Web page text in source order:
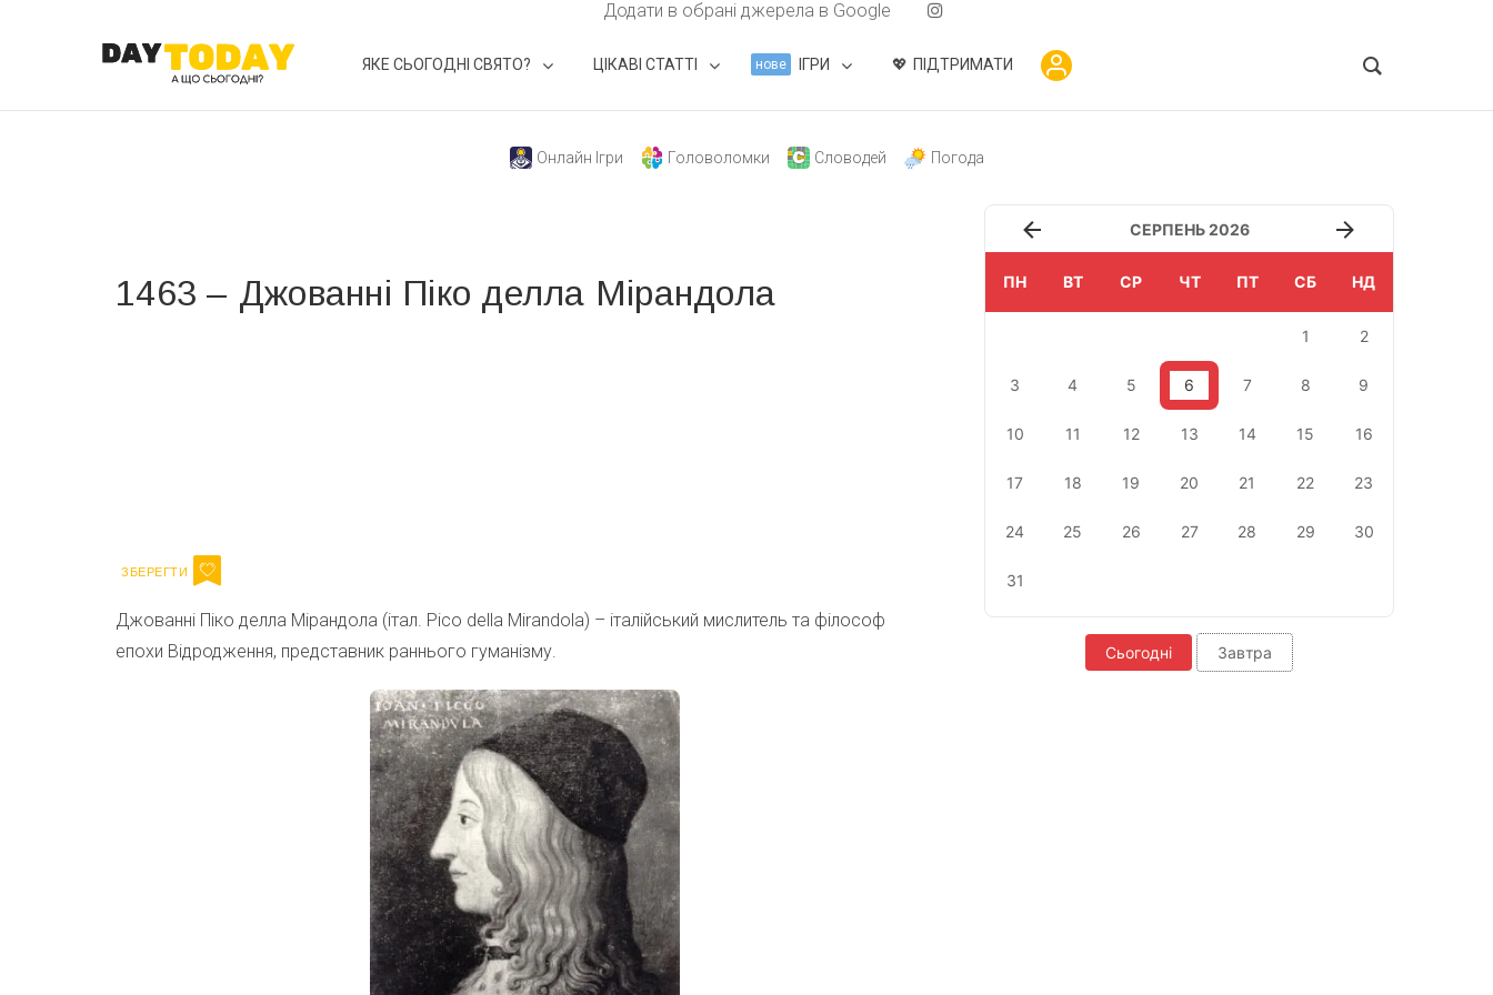
Додати в обрані джерела в Google
ЯКЕ СЬОГОДНІ СВЯТО? ЦІКАВІ СТАТТІ нове ІГРИ ПІДТРИМАТИ
Онлайн Ігри Головоломки Словодей Погода
1463 – Джованні Піко делла Мірандола
Джованні Піко делла Мірандола (італ. Pico della Mirandola) – італійський мислитель та філософ
епохи Відродження, представник раннього гуманізму.
СЕРПЕНЬ 2026
ПН ВТ СР ЧТ ПТ СБ НД
1 2
3 4 5 6 7 8 9
10 11 12 13 14 15 16
17 18 19 20 21 22 23
24 25 26 27 28 29 30
31
Сьогодні Завтра